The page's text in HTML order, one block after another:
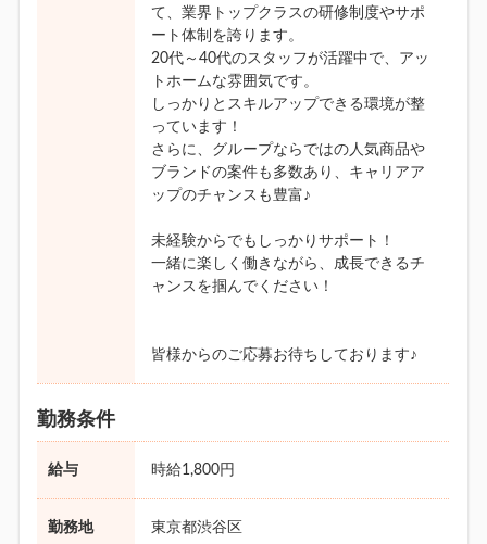
て、業界トップクラスの研修制度やサポ
ート体制を誇ります。
20代～40代のスタッフが活躍中で、アッ
トホームな雰囲気です。
しっかりとスキルアップできる環境が整
っています！
さらに、グループならではの人気商品や
ブランドの案件も多数あり、キャリアア
ップのチャンスも豊富♪
未経験からでもしっかりサポート！
一緒に楽しく働きながら、成長できるチ
ャンスを掴んでください！
皆様からのご応募お待ちしております♪
勤務条件
給与 時給1,800円
勤務地 東京都渋谷区